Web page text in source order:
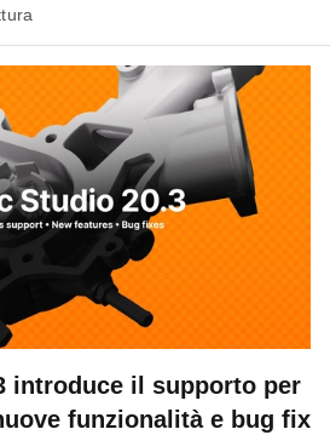
introduce il supporto per
funzionalità e bug fix